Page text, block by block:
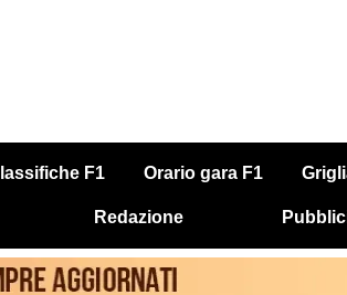
F1 Orario gara F1
Redazione